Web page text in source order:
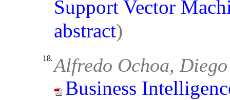
Support Vector
abstract)
18.Alfredo Ochoa,
Business